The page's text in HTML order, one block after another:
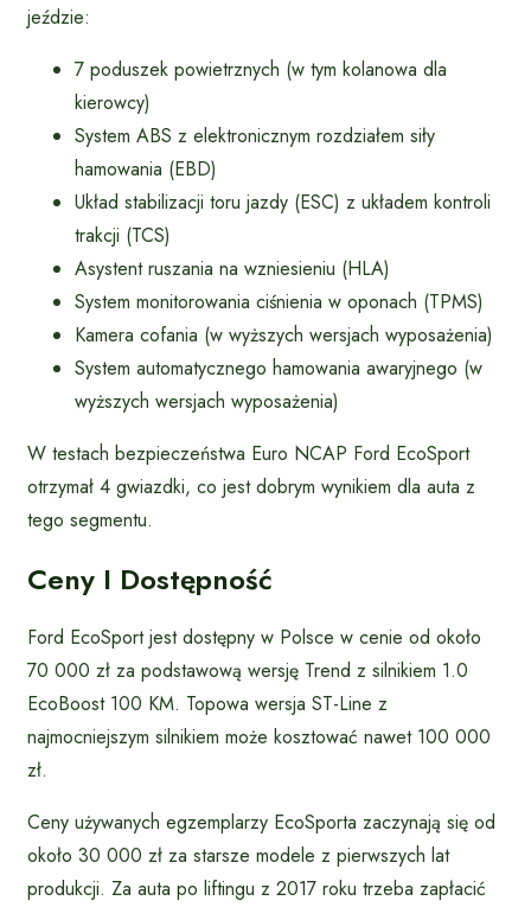
jeździe:
7 poduszek powietrznych (w tym kolanowa dla
kierowcy)
System ABS z elektronicznym rozdziałem siły
hamowania (EBD)
Układ stabilizacji toru jazdy (ESC) z układem kontroli
trakcji (TCS)
Asystent ruszania na wzniesieniu (HLA)
System monitorowania ciśnienia w oponach (TPMS)
Kamera cofania (w wyższych wersjach wyposażenia)
System automatycznego hamowania awaryjnego (w
wyższych wersjach wyposażenia)
W testach bezpieczeństwa Euro NCAP Ford EcoSport
otrzymał 4 gwiazdki, co jest dobrym wynikiem dla auta z
tego segmentu.
Ceny I Dostępność
Ford EcoSport jest dostępny w Polsce w cenie od około
70 000 zł za podstawową wersję Trend z silnikiem 1.0
EcoBoost 100 KM. Topowa wersja ST-Line z
najmocniejszym silnikiem może kosztować nawet 100 000
zł.
Ceny używanych egzemplarzy EcoSporta zaczynają się od
około 30 000 zł za starsze modele z pierwszych lat
produkcji. Za auta po liftingu z 2017 roku trzeba zapłacić